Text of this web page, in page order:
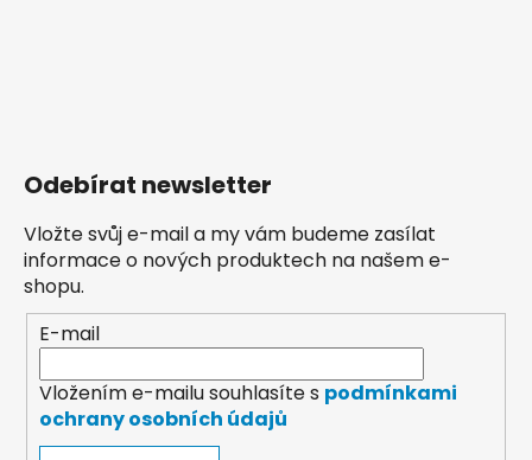
Odebírat newsletter
Vložte svůj e-mail a my vám budeme zasílat
informace o nových produktech na našem e-
shopu.
E-mail
Vložením e-mailu souhlasíte s podmínkami
ochrany osobních údajů